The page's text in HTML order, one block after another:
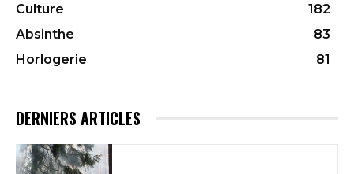
Culture
182
Absinthe
83
Horlogerie
81
DERNIERS ARTICLES